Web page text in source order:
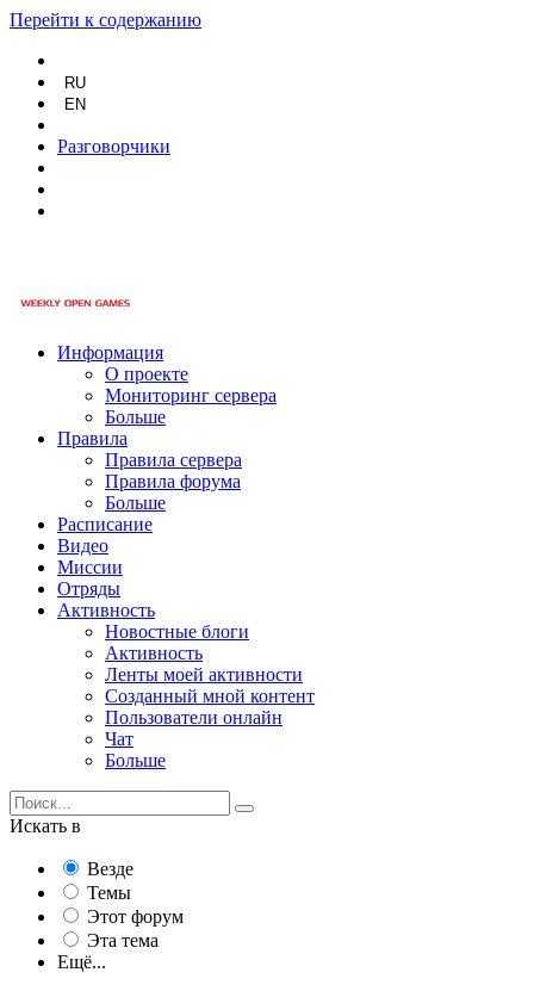
Перейти к содержанию
RU
EN
Разговорчики
Информация
О проекте
Мониторинг сервера
Больше
Правила
Правила сервера
Правила форума
Больше
Расписание
Видео
Миссии
Отряды
Активность
Новостные блоги
Активность
Ленты моей активности
Созданный мной контент
Пользователи онлайн
Чат
Больше
Искать в
Везде
Темы
Этот форум
Эта тема
Ещё...